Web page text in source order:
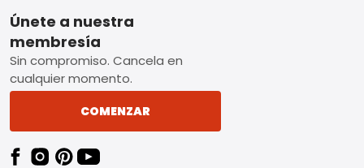
Footer
Únete a nuestra
membresía
Sin compromiso. Cancela en
cualquier momento.
COMENZAR